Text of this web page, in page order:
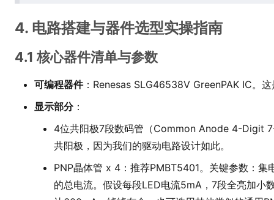
4. 电路搭建与器件选型实操指南
4.1 核心器件清单与参数
可编程器件：Renesas SLG46538V GreenPAK IC。
显示部分：
4位共阳极7段数码管（Common Anode 4-Digit
共阳极，因为我们的驱动电路设计如此。
PNP晶体管 x 4：推荐PMBT5401。关键参数：集
的总电流。假设每段LED电流5mA，7段全亮加小